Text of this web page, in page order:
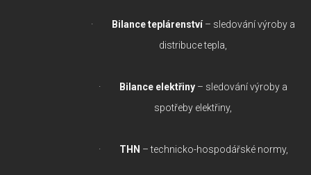
· Bilance teplárenství– sledování výroby a
distribuce tepla,
· Bilance elektřiny – sledování výroby a
spotřeby elektřiny,
· THN – technicko-hospodářské normy,